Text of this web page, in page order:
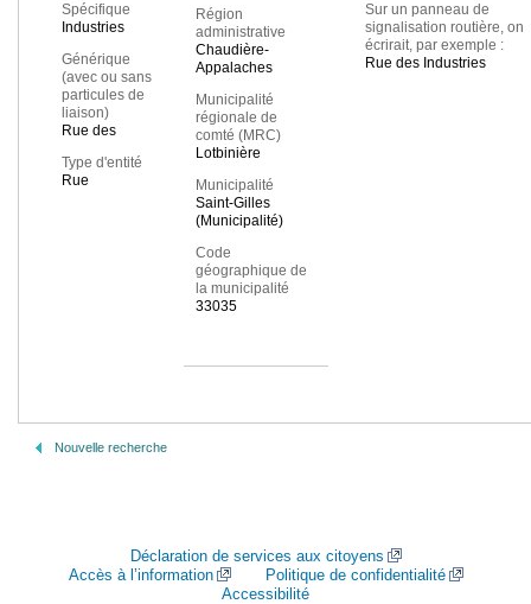
Spécifique
Industries
Générique
(avec ou sans
particules de
liaison)
Rue des
Type d'entité
Rue
Région
administrative
Chaudière-
Appalaches
Municipalité
régionale de
comté (MRC)
Lotbinière
Municipalité
Saint-Gilles
(Municipalité)
Code
géographique de
la municipalité
33035
Sur un panneau de
signalisation routière, on
écrirait, par exemple :
Rue des Industries
Nouvelle recherche
Déclaration de services aux citoyens
Accès à l’information
Politique de confidentialité
Accessibilité